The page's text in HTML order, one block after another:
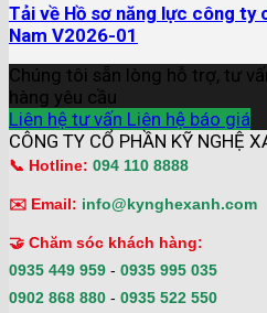
Tải về Hồ sơ năng lực công ty
Nam V2026-01
Chúng tôi sẵn lòng hỗ trợ, tư
hàng yêu cầu
Liên hệ tư vấn Liên hệ báo giá
CÔNG TY CỔ PHẦN KỸ NGHỆ
📞 Hotline: 094 110 8888
✉️ Email: info@kynghexanh.com
🤝 Chăm sóc khách hàng:
0935 449 959 - 0935 995 035
0902 868 880 - 0935 522 550